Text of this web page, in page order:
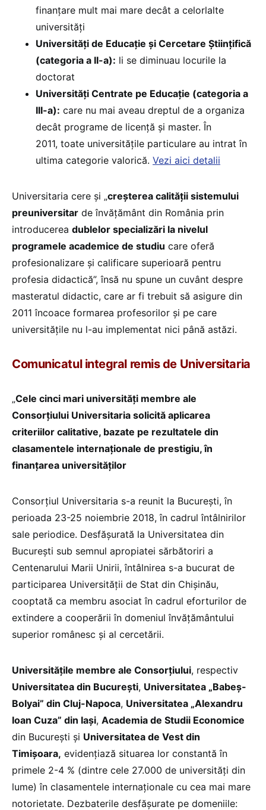
finanțare mult mai mare decât a celorlalte
universități
Universități de Educație și Cercetare Științifică
(categoria a II-a): li se diminuau locurile la
doctorat
Universități Centrate pe Educație (categoria a
III-a): care nu mai aveau dreptul de a organiza
decât programe de licență și master. În
2011, toate universitățile particulare au intrat în
ultima categorie valorică. Vezi aici detalii
Universitaria cere și „creșterea calității sistemului
preuniversitar de învățământ din România prin
introducerea dublelor specializări la nivelul
programele academice de studiu care oferă
profesionalizare și calificare superioară pentru
profesia didactică”, însă nu spune un cuvânt despre
masteratul didactic, care ar fi trebuit să asigure din
2011 încoace formarea profesorilor și pe care
universitățile nu l-au implementat nici până astăzi.
Comunicatul integral remis de Universitaria
„Cele cinci mari universități membre ale
Consorțiului Universitaria solicită aplicarea
criteriilor calitative, bazate pe rezultatele din
clasamentele internaționale de prestigiu, în
finanțarea universităților
Consorțiul Universitaria s-a reunit la București, în
perioada 23-25 noiembrie 2018, în cadrul întâlnirilor
sale periodice. Desfășurată la Universitatea din
București sub semnul apropiatei sărbătoriri a
Centenarului Marii Unirii, întâlnirea s-a bucurat de
participarea Universității de Stat din Chișinău,
cooptată ca membru asociat în cadrul eforturilor de
extindere a cooperării în domeniul învățământului
superior românesc și al cercetării.
Universitățile membre ale Consorțiului, respectiv
Universitatea din București, Universitatea „Babeș-
Bolyai” din Cluj-Napoca, Universitatea „Alexandru
Ioan Cuza” din Iași, Academia de Studii Economice
din București și Universitatea de Vest din
Timișoara, evidențiază situarea lor constantă în
primele 2-4 % (dintre cele 27.000 de universități din
lume) în clasamentele internaționale cu cea mai mare
notorietate. Dezbaterile desfășurate pe domeniile: